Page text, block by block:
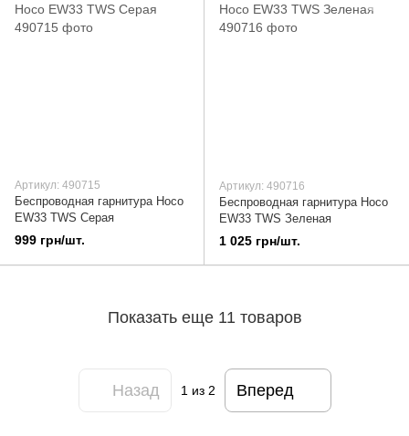
Артикул: 490715
Беспроводная гарнитура Hoco
EW33 TWS Серая
999 грн/шт.
Артикул: 490716
Беспроводная гарнитура Hoco
EW33 TWS Зеленая
1 025 грн/шт.
Показать еще 11 товаров
Назад 1из 2 Вперед